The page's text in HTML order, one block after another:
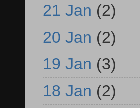
21 Jan (2)
20 Jan (2)
19 Jan (3)
18 Jan (2)